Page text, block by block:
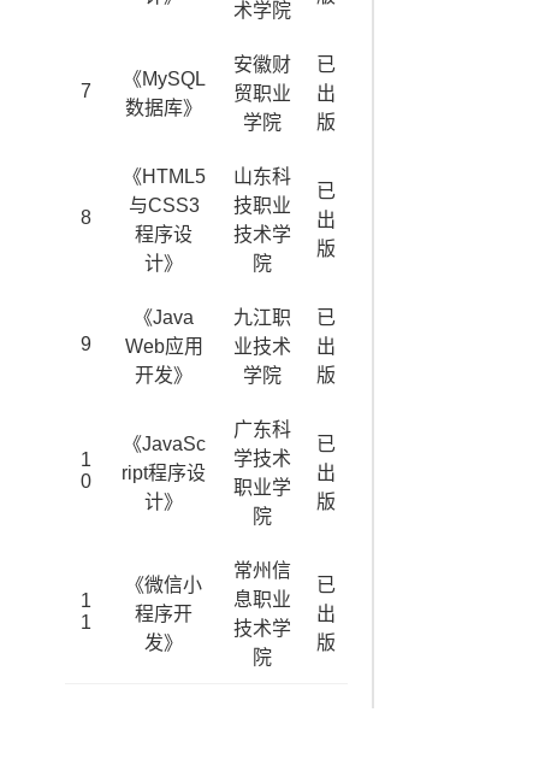
术学院
7
《MySQL
数据库》
安徽财
贸职业
学院
已
出
版
8
《HTML5
与CSS3
程序设
计》
山东科
技职业
技术学
院
已
出
版
9
《Java
Web应用
开发》
九江职
业技术
学院
已
出
版
1
0
《JavaSc
ript程序设
计》
广东科
学技术
职业学
院
已
出
版
1
1
《微信小
程序开
发》
常州信
息职业
技术学
院
已
出
版